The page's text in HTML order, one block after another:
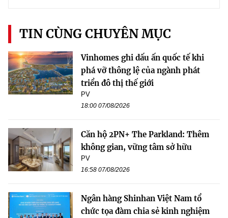
TIN CÙNG CHUYÊN MỤC
Vinhomes ghi dấu ấn quốc tế khi
phá vỡ thông lệ của ngành phát
triển đô thị thế giới
PV
18:00 07/08/2026
Căn hộ 2PN+ The Parkland: Thêm
không gian, vững tâm sở hữu
PV
16:58 07/08/2026
Ngân hàng Shinhan Việt Nam tổ
chức tọa đàm chia sẻ kinh nghiệm